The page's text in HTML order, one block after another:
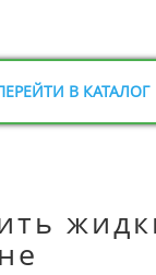
В КАТАЛОГ